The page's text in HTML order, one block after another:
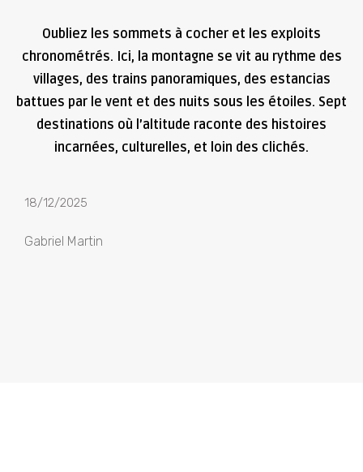
Oubliez les sommets à cocher et les exploits
chronométrés. Ici, la montagne se vit au rythme des
villages, des trains panoramiques, des estancias
battues par le vent et des nuits sous les étoiles. Sept
destinations où l’altitude raconte des histoires
incarnées, culturelles, et loin des clichés.
18/12/2025
Gabriel Martin